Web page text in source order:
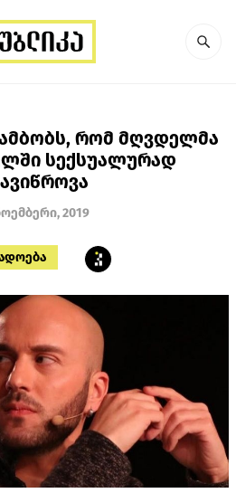
ამბობს, რომ მღვდელმა
სექსუალურად
2019